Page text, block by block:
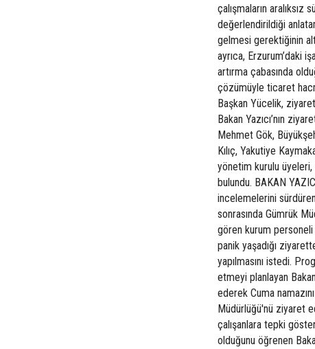
çalışmaların aralıksız
değerlendirildiği
gelmesi gerektiğinin
ayrıca, Erzurum’daki
artırma çabasında
çözümüyle ticaret
Başkan Yücelik,
Bakan Yazıcı’nın
Mehmet Gök,
Kılıç, Yakutiye
yönetim kurulu üyeleri,
bulundu. BAKAN
incelemelerini
sonrasında Gümrük
gören kurum personeli
panik yaşadığı
yapılmasını istedi.
etmeyi planlayan
ederek Cuma
Müdürlüğü'nü ziyaret
çalışanlara tepki
olduğunu öğrenen